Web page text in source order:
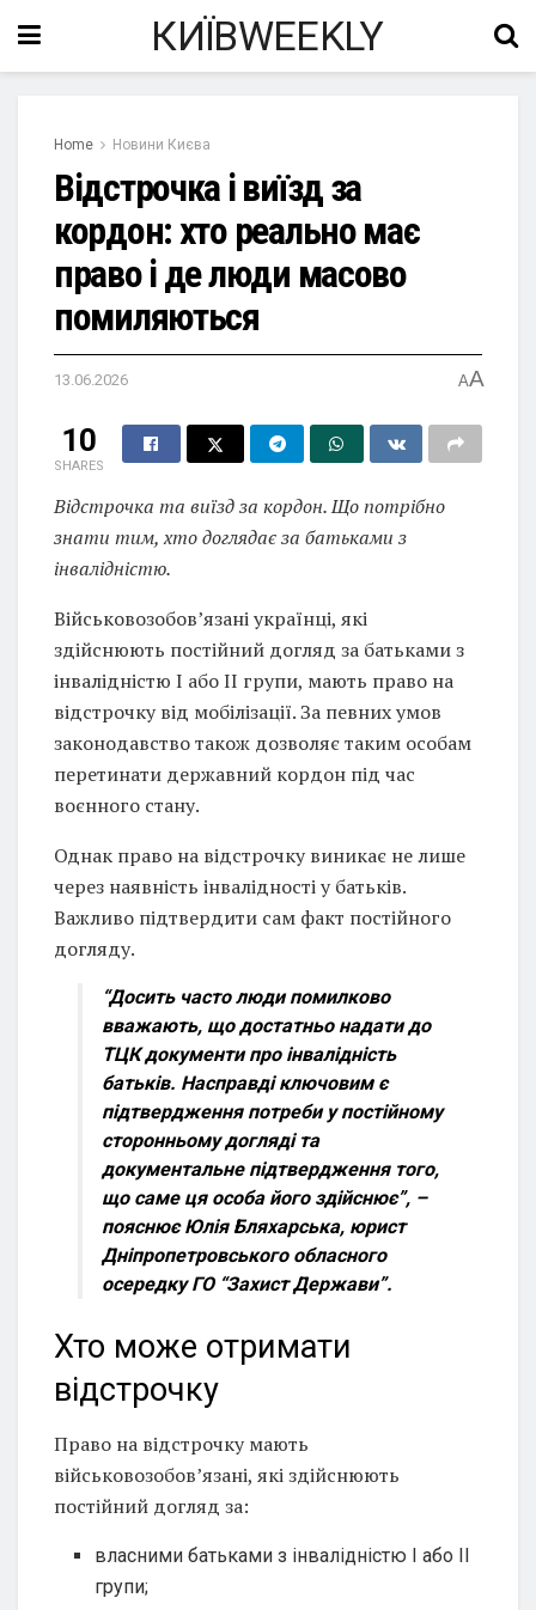
КИЇВWEEKLY
Home Новини Києва
Відстрочка і виїзд за
кордон: хто реально має
право і де люди масово
помиляються
13.06.2026 AA
10
SHARES
Відстрочка та виїзд за кордон. Що потрібно
знати тим, хто доглядає за батьками з
інвалідністю.
Військовозобов’язані українці, які
здійснюють постійний догляд за батьками з
інвалідністю I або II групи, мають право на
відстрочку від мобілізації. За певних умов
законодавство також дозволяє таким особам
перетинати державний кордон під час
воєнного стану.
Однак право на відстрочку виникає не лише
через наявність інвалідності у батьків.
Важливо підтвердити сам факт постійного
догляду.
“Досить часто люди помилково
вважають, що достатньо надати до
ТЦК документи про інвалідність
батьків. Насправді ключовим є
підтвердження потреби у постійному
сторонньому догляді та
документальне підтвердження того,
що саме ця особа його здійснює”, –
пояснює Юлія Бляхарська, юрист
Дніпропетровського обласного
осередку ГО “Захист Держави”.
Хто може отримати
відстрочку
Право на відстрочку мають
військовозобов’язані, які здійснюють
постійний догляд за:
власними батьками з інвалідністю I або II
групи;